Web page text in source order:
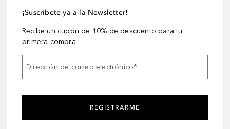
¡Suscríbete ya a la Newsletter!
Recibe un cupón de 10% de descuento para tu
primera compra
Dirección de correo electrónico*
REGISTRARME